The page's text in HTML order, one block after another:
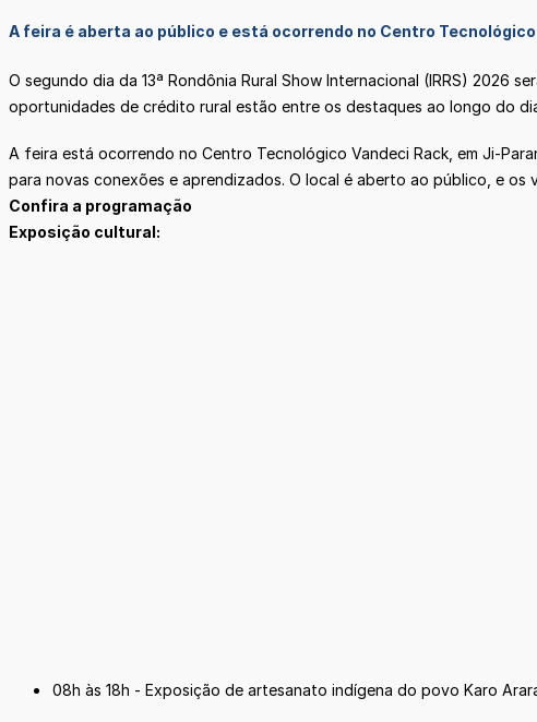
A feira é aberta ao público e está ocorrendo no Centro
O segundo dia da 13ª Rondônia Rural Show Internacional (IRRS)
oportunidades de crédito rural estão entre os destaques ao longo do
A feira está ocorrendo no Centro Tecnológico Vandeci Rack, em Ji-
para novas conexões e aprendizados. O local é aberto ao público, e
Confira a programação
Exposição cultural:
08h às 18h - Exposição de artesanato indígena do povo Karo